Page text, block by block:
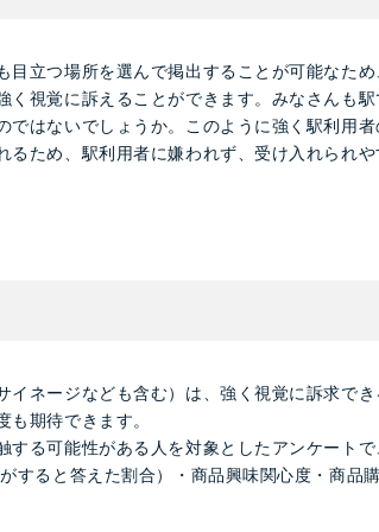
立つ場所を選んで掲出することが可能なた
視覚に訴えることができます。みなさんも
はないでしょうか。このように強く駅利用
ため、駅利用者に嫌われず、受け入れられ
ネージなども含む）は、強く視覚に訴求で
期待できます。
る可能性がある人を対象としたアンケート
すると答えた割合）・商品興味関心度・商品